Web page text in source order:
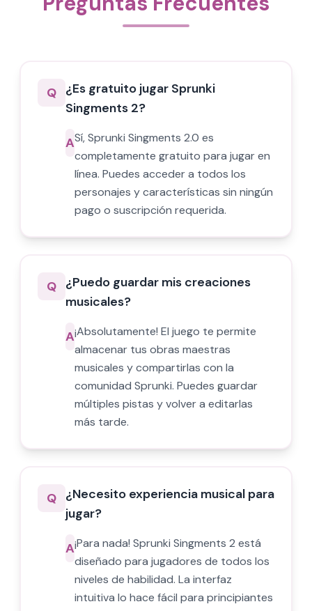
Q ¿Es gratuito jugar Sprunki
Singments 2?
ASí, Sprunki Singments 2.0 es
completamente gratuito para jugar en
línea. Puedes acceder a todos los
personajes y características sin ningún
pago o suscripción requerida.
Q ¿Puedo guardar mis creaciones
musicales?
A¡Absolutamente! El juego te permite
almacenar tus obras maestras
musicales y compartirlas con la
comunidad Sprunki. Puedes guardar
múltiples pistas y volver a editarlas
más tarde.
Q ¿Necesito experiencia musical para
jugar?
A¡Para nada! Sprunki Singments 2 está
diseñado para jugadores de todos los
niveles de habilidad. La interfaz
intuitiva lo hace fácil para principiantes